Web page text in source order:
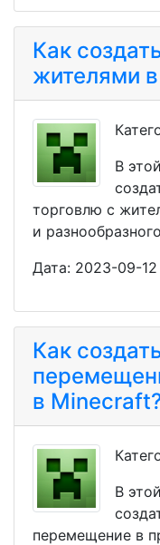
Как
жителями
В
торговлю с
и
Дата: 2023-09-
Как
в
В
перемещение в